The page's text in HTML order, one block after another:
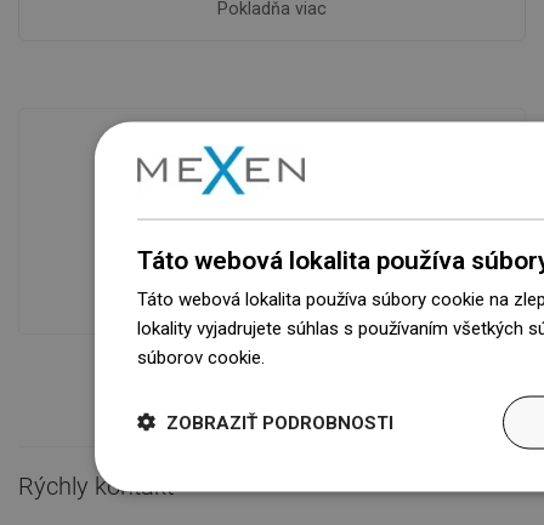
Pokladňa viac
Dostupnosť tovaru
Naše výrobky na vás čakajú v
modernom sklade.Vždy pripravený na
Rýchly kontakt 
Táto webová lokalita používa
Táto webová lokalita používa súbory cookie na
lokality vyjadrujete súhlas s používaním všetkých
súborov cookie.
ZOBRAZIŤ PODROBNOSTI